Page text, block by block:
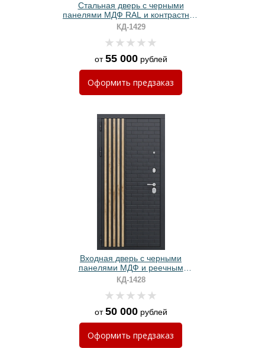
Стальная дверь с черными
панелями МДФ RAL и контрастной
вставкой ПВХ
КД-1429
от55 000рублей
Оформить предзаказ
Входная дверь с черными
панелями МДФ и реечным
дизайном
КД-1428
от50 000рублей
Оформить предзаказ